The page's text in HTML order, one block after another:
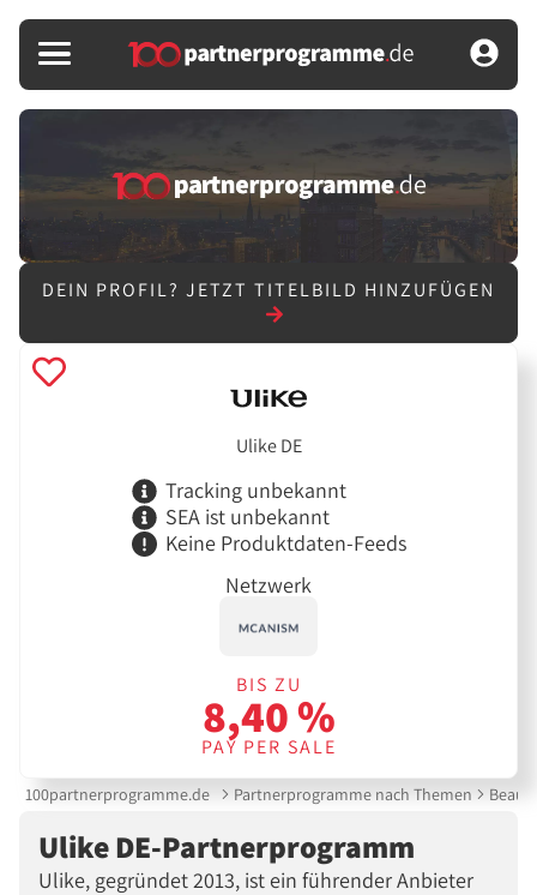
DEIN PROFIL? JETZT TITELBILD HINZUFÜGEN
Ulike DE
Tracking unbekannt
SEA ist unbekannt
Keine Produktdaten-Feeds
Netzwerk
BIS ZU
8,40 %
PAY PER SALE
100partnerprogramme.de Partnerprogramme nach Themen
Ulike DE-Partnerprogramm
Ulike, gegründet 2013, ist ein führender Anbieter